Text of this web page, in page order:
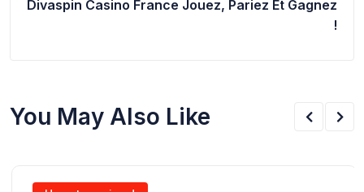
Divaspin Casino France Jouez, Pariez Et Gagnez
!
You May Also Like